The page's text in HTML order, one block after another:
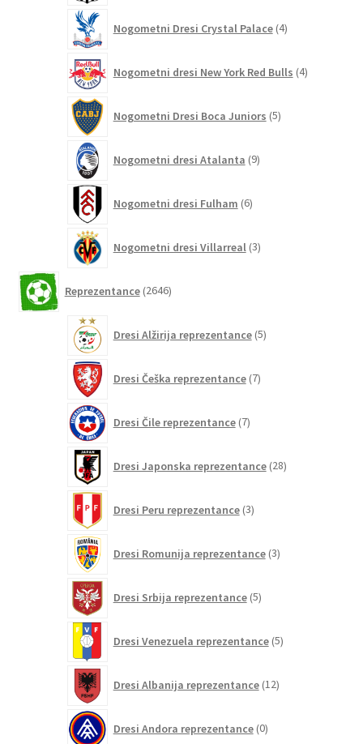
Nogometni Dresi Crystal Palace 4izdelki
Nogometni dresi New York Red Bulls 4izdelki
Nogometni Dresi Boca Juniors 5izdelkov
Nogometni dresi Atalanta 9izdelkov
Nogometni dresi Fulham 6izdelkov
Nogometni dresi Villarreal 3izdelki
Reprezentance 2646izdelkov
Dresi Alžirija reprezentance 5izdelkov
Dresi Češka reprezentance 7izdelkov
Dresi Čile reprezentance 7izdelkov
Dresi Japonska reprezentance 28izdelkov
Dresi Peru reprezentance 3izdelki
Dresi Romunija reprezentance 3izdelki
Dresi Srbija reprezentance 5izdelkov
Dresi Venezuela reprezentance 5izdelkov
Dresi Albanija reprezentance 12izdelkov
Dresi Andora reprezentance 0izdelkov